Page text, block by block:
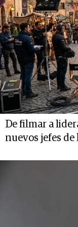
De filmar a
nuevos jefes de